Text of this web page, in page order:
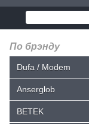
По брэнду
Dufa / Modem
Anserglob
BETEK